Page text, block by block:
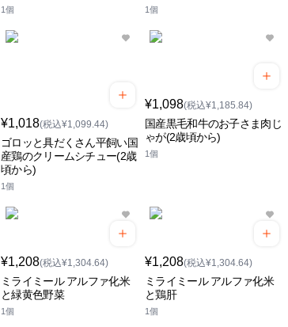
1個 1個
¥1,018(税込¥1,099.44)
ゴロッと具だくさん平飼い国
産鶏のクリームシチュー(2歳
頃から)
1個
¥1,098(税込¥1,185.84)
国産黒毛和牛のお子さま肉じ
ゃが(2歳頃から)
1個
¥1,208(税込¥1,304.64)
ミライミール アルファ化米
と緑黄色野菜
1個
¥1,208(税込¥1,304.64)
ミライミール アルファ化米
と鶏肝
1個